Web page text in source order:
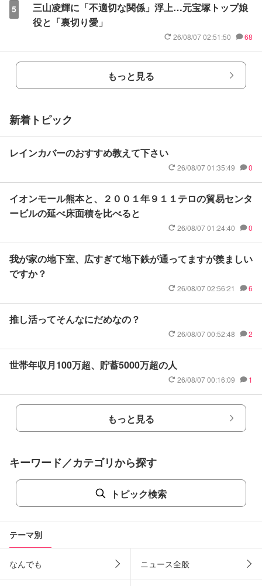
5
三山凌輝に「不適切な関係」浮上…元宝塚トップ娘
役と「裏切り愛」
26/08/07 02:51:50 68
もっと見る
新着トピック
レインカバーのおすすめ教えて下さい
26/08/07 01:35:49 0
イオンモール熊本と、２００１年９１１テロの貿易センタ
ービルの延べ床面積を比べると
26/08/07 01:24:40 0
我が家の地下室、広すぎて地下鉄が通ってますが羨ましい
ですか？
26/08/07 02:56:21 6
推し活ってそんなにだめなの？
26/08/07 00:52:48 2
世帯年収月100万超、貯蓄5000万超の人
26/08/07 00:16:09 1
もっと見る
キーワード／カテゴリから探す
トピック検索
テーマ別
なんでも ニュース全般